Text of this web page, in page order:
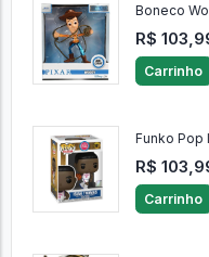
Boneco
R$
Carrinho
Funko Pop
R$
Carrinho